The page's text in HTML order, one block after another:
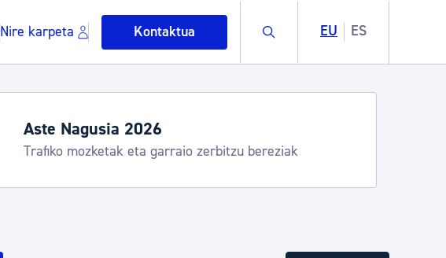
Nire karpeta Kontaktua Buscar EU ES
Aste Nagusia 2026
Trafiko mozketak eta garraio zerbitzu bereziak